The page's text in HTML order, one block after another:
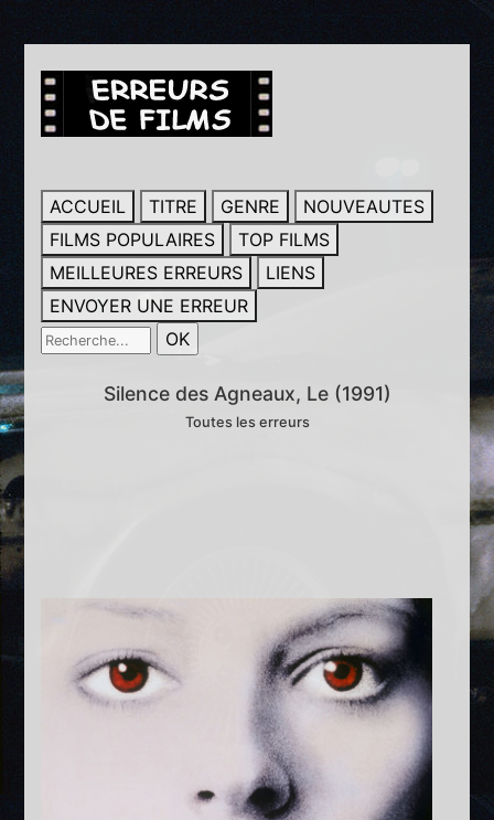
ACCUEIL TITRE GENRE
NOUVEAUTES
FILMS POPULAIRES
TOP FILMS
MEILLEURES ERREURS
LIENS
ENVOYER UNE ERREUR
Silence des Agneaux, Le (1991)
Toutes les erreurs